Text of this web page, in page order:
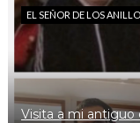
EL SEÑOR DE LOS
Visita a mi antiguo